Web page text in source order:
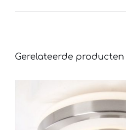
Gerelateerde producten